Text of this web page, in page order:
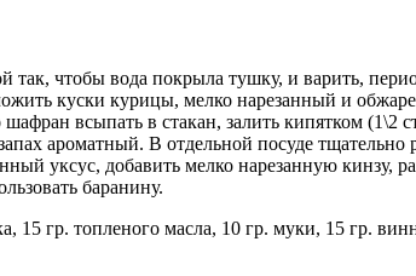
чтобы вода покрыла тушку, и варить,
куски курицы, мелко нарезанный и
всыпать в стакан, залить кипятком (1\2
ароматный. В отдельной посуде
уксус, добавить мелко нарезанную кинзу,
баранину.
15 гр. топленого масла, 10 гр. муки, 15 гр.